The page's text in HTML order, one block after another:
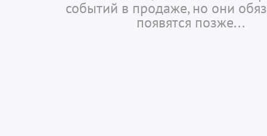
событий в продаже, но они
появятся позже...